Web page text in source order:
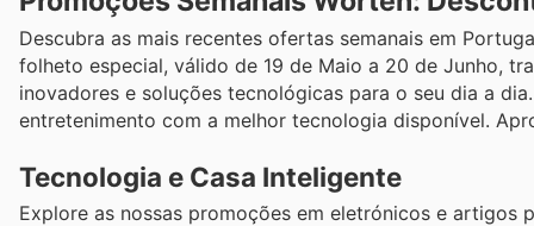
Descubra as mais recentes ofertas semanais em
folheto especial, válido de 19 de Maio a 20 de Junho,
inovadores e soluções tecnológicas para o seu dia a
entretenimento com a melhor tecnologia disponível.
Tecnologia e Casa Inteligente
Explore as nossas promoções em eletrónicos e artigos